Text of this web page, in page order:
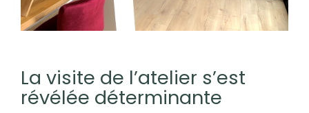
La visite de l’atelier s’est
révélée déterminante